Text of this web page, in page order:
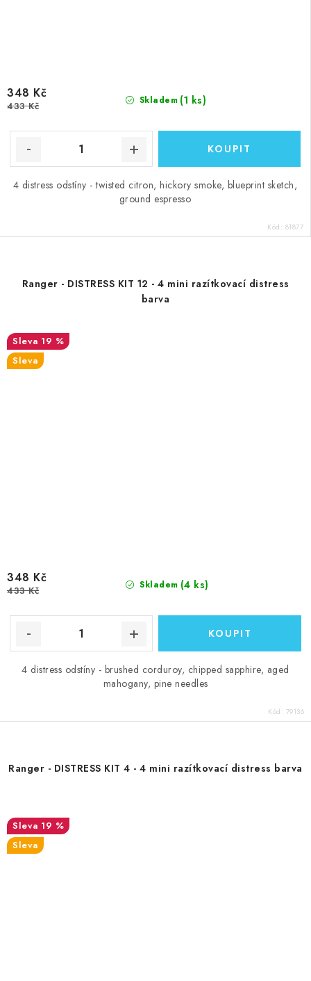
Skladem (1 ks)
348 Kč
433 Kč
4 distress odstíny - twisted citron, hickory smoke, blueprint sketch,
ground espresso
Kód: 81877
Ranger - DISTRESS KIT 12 - 4 mini razítkovací distress
barva
19 %
Sleva
Skladem (4 ks)
348 Kč
433 Kč
4 distress odstíny - brushed corduroy, chipped sapphire, aged
mahogany, pine needles
Kód: 79136
Ranger - DISTRESS KIT 4 - 4 mini razítkovací distress barva
19 %
Sleva